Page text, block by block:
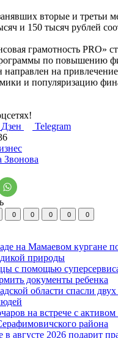
вторые и третьи
и 150 тысяч рублей
грамотность PRO»
по повышению
направлен на
и популяризацию
Дзен
Telegram
Звонова
0 0 0 0 0
на Мамаевом кургане
дикой природы
с помощью
документы ребенка
области спасли
на встрече с активом
района
в августе 2026 подарит